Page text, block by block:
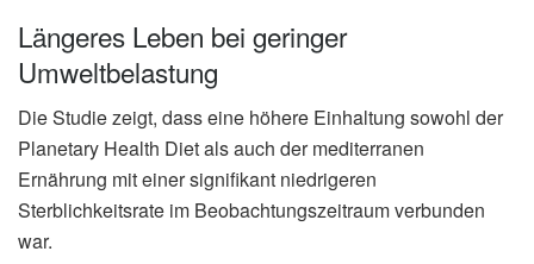
Längeres Leben bei geringer
Umweltbelastung
Die Studie zeigt, dass eine höhere Einhaltung sowohl der
Planetary Health Diet als auch der mediterranen
Ernährung mit einer signifikant niedrigeren
Sterblichkeitsrate im Beobachtungszeitraum verbunden
war.